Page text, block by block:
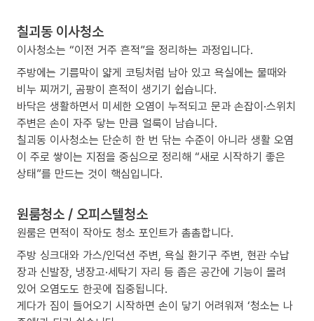
칠괴동 이사청소
이사청소는 “이전 거주 흔적”을 정리하는 과정입니다.
주방에는 기름막이 얇게 코팅처럼 남아 있고 욕실에는 물때와
비누 찌꺼기, 곰팡이 흔적이 생기기 쉽습니다.
바닥은 생활하면서 미세한 오염이 누적되고 문과 손잡이·스위치
주변은 손이 자주 닿는 만큼 얼룩이 남습니다.
칠괴동 이사청소는 단순히 한 번 닦는 수준이 아니라 생활 오염
이 주로 쌓이는 지점을 중심으로 정리해 “새로 시작하기 좋은
상태”를 만드는 것이 핵심입니다.
원룸청소 / 오피스텔청소
원룸은 면적이 작아도 청소 포인트가 촘촘합니다.
주방 싱크대와 가스/인덕션 주변, 욕실 환기구 주변, 현관 수납
장과 신발장, 냉장고·세탁기 자리 등 좁은 공간에 기능이 몰려
있어 오염도도 한곳에 집중됩니다.
게다가 짐이 들어오기 시작하면 손이 닿기 어려워져 ‘청소는 나